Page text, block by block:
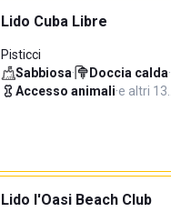
Lido Cuba Libre
Pisticci
Sabbiosa· Doccia calda·
Accesso animali·e altri 13…
Lido l'Oasi Beach Club